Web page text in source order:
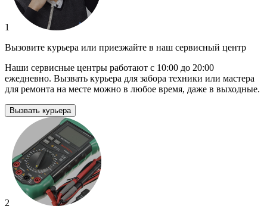
1
Вызовите курьера или приезжайте в наш сервисный центр
Наши сервисные центры работают с 10:00 до 20:00
ежедневно. Вызвать курьера для забора техники или мастера
для ремонта на месте можно в любое время, даже в выходные.
Вызвать курьера
2